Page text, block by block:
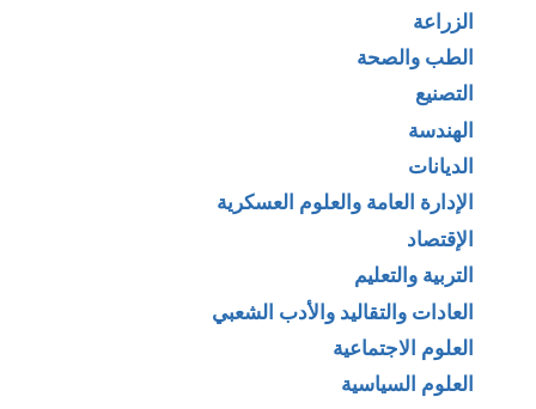
الزراعة
الطب والصحة
التصنيع
الهندسة
الديانات
الإدارة العامة والعلوم العسكرية
الإقتصاد
التربية والتعليم
العادات والتقاليد والأدب الشعبي
العلوم الاجتماعية
العلوم السياسية